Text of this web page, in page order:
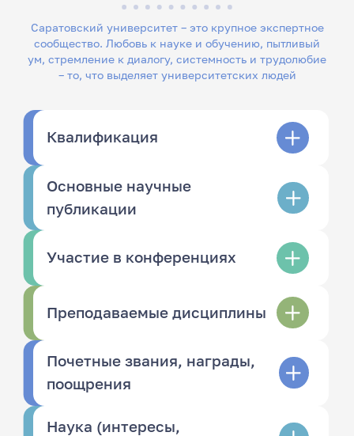
Саратовский университет – это крупное экспертное
сообщество. Любовь к науке и обучению, пытливый
ум, стремление к диалогу, системность и трудолюбие
– то, что выделяет университетских людей
Квалификация
Основные научные
публикации
Участие в конференциях
Преподаваемые дисциплины
Почетные звания, награды,
поощрения
Наука (интересы,